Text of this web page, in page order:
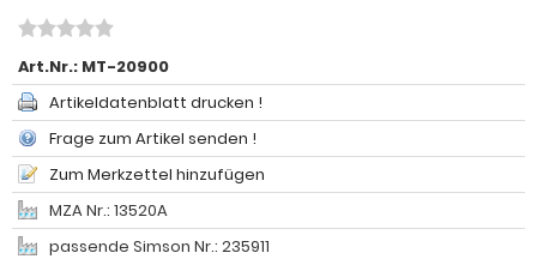
Art.Nr.: MT-20900
Artikeldatenblatt drucken !
Frage zum Artikel senden !
Zum Merkzettel hinzufügen
MZA Nr.: 13520A
passende Simson Nr.: 235911